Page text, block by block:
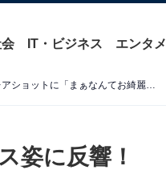
IT・ビジネス エンタメ
堂安律の美人妻、美しいウエディングドレス姿に反響！ 夫もちらりレアショットに「まぁなんてお綺麗」の声
姿に反響！